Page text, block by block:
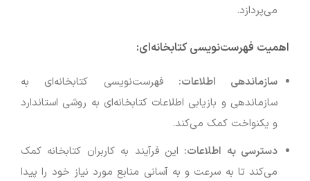
می‌پردازد.
اهمیت فهرست‌نویسی کتابخانه‌ای:
سازماندهی اطلاعات: فهرست‌نویسی کتابخانه‌ای به
سازماندهی و بازیابی اطلاعات کتابخانه‌ای به روشی استاندارد
و یکنواخت کمک می‌کند.
دسترسی به اطلاعات: این فرآیند به کاربران کتابخانه کمک
می‌کند تا به سرعت و به آسانی منابع مورد نیاز خود را پیدا